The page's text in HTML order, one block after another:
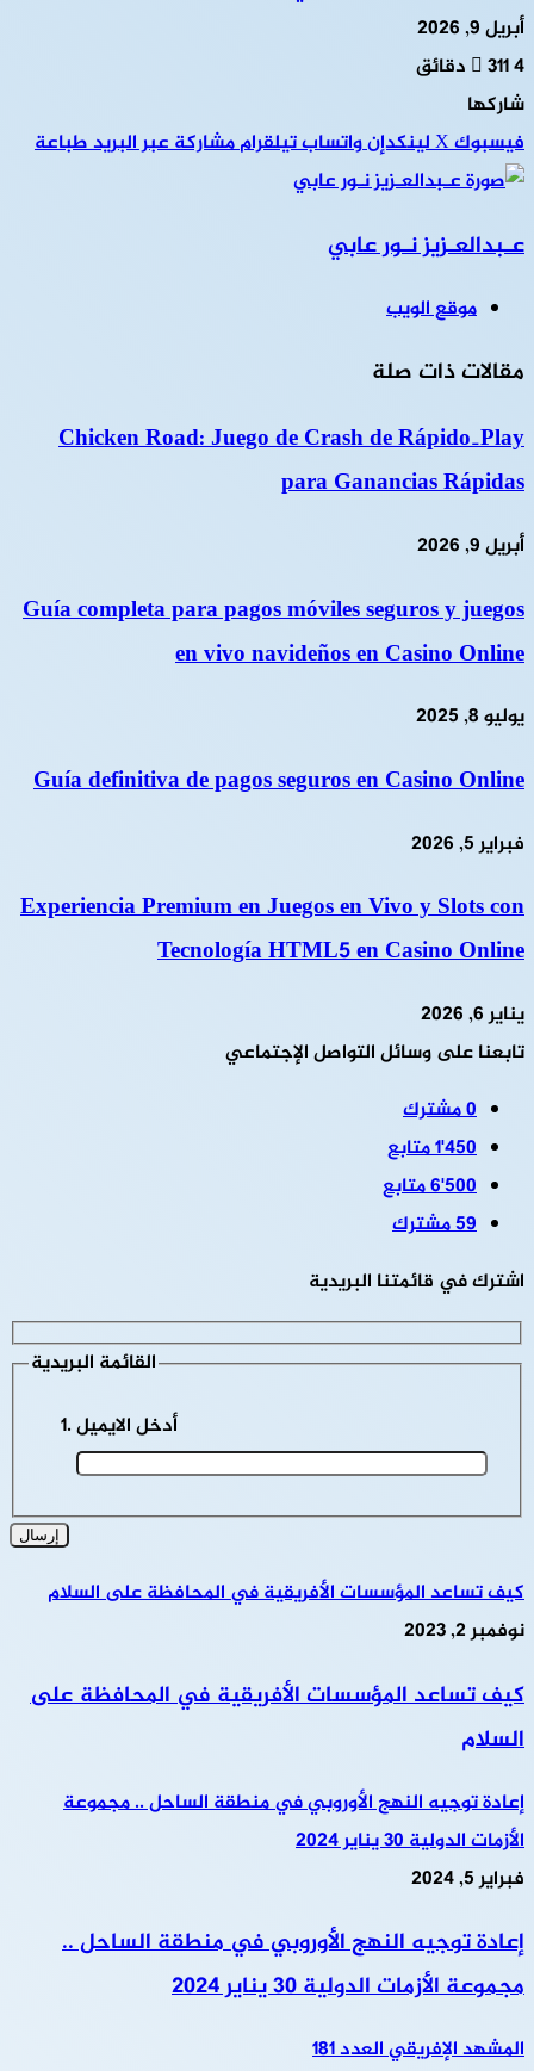
أبريل 9, 2026
3114 دقائق
شاركها
فيسبوك‫Xلينكدإنواتسابتيلقراممشاركة عبر البريدطباعة
عـبدالعـزيز نـور عابي
موقع الويب
مقالات ذات صلة
Chicken Road: Juego de Crash de Rápido‑Play
para Ganancias Rápidas
أبريل 9, 2026
Guía completa para pagos móviles seguros y juegos
en vivo navideños en Casino Online
يوليو 8, 2025
Guía definitiva de pagos seguros en Casino Online
فبراير 5, 2026
Experiencia Premium en Juegos en Vivo y Slots con
Tecnología HTML5 en Casino Online
يناير 6, 2026
تابعنا على وسائل التواصل الإجتماعي
0مشترك
1٬450متابع
6٬500متابع
59مشترك
اشترك في قائمتنا البريدية
القائمة البريدية
كيف تساعد المؤسسات الأفريقية في المحافظة على السلام
نوفمبر 2, 2023
كيف تساعد المؤسسات الأفريقية في المحافظة على
السلام
إعادة توجيه النهج الأوروبي في منطقة الساحل .. مجموعة
الأزمات الدولية 30 يناير 2024
فبراير 5, 2024
إعادة توجيه النهج الأوروبي في منطقة الساحل ..
مجموعة الأزمات الدولية 30 يناير 2024
المشهد الإفريقي العدد 181